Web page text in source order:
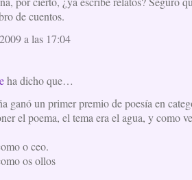
de cuentos.
a las 17:04
ha dicho que…
ganó un primer premio de poesía en
el poema, el tema era el agua, y como
o ceo.
os ollos